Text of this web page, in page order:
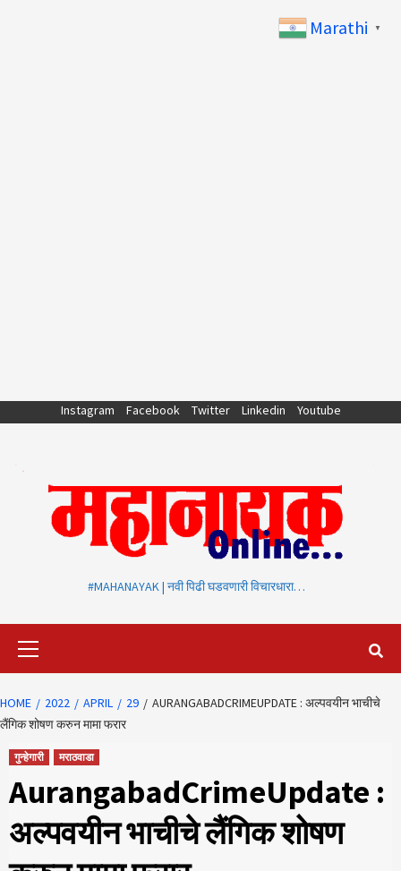
Instagram Facebook Twitter Linkedin Youtube
#MAHANAYAK | नवी पिढी घडवणारी विचारधारा…
HOME 2022 APRIL 29
AURANGABADCRIMEUPDATE : अल्पवयीन भाचीचे
लैंगिक शोषण करुन मामा फरार
गुन्हेगारी मराठवाडा
AurangabadCrimeUpdate :
अल्पवयीन भाचीचे लैंगिक शोषण
Marathi ▼